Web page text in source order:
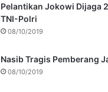
Pelantikan Jokowi Dijaga
TNI-Polri
08/10/2019
Nasib Tragis Pemberang
08/10/2019